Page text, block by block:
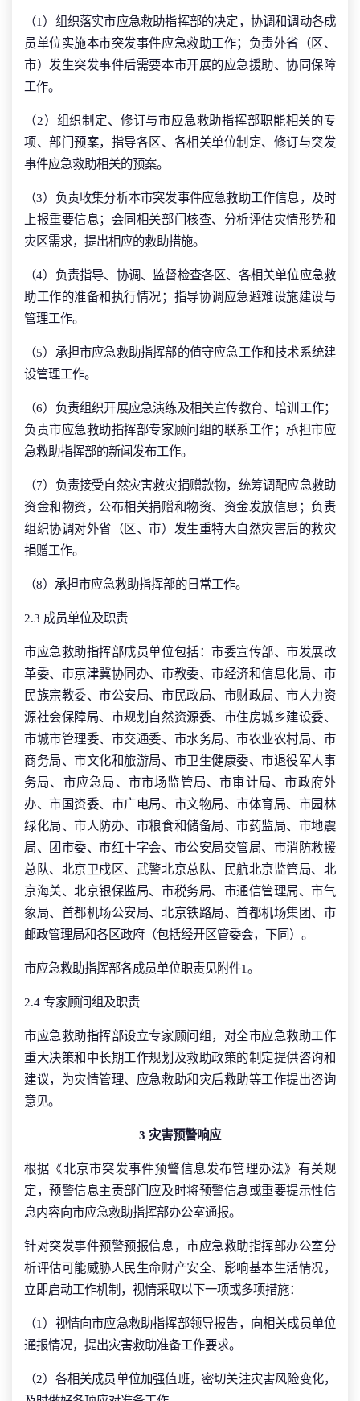
（1）组织落实市应急救助指挥部的决定，协调和调动各成
员单位实施本市突发事件应急救助工作；负责外省（区、
市）发生突发事件后需要本市开展的应急援助、协同保障
工作。
（2）组织制定、修订与市应急救助指挥部职能相关的专
项、部门预案，指导各区、各相关单位制定、修订与突发
事件应急救助相关的预案。
（3）负责收集分析本市突发事件应急救助工作信息，及时
上报重要信息；会同相关部门核查、分析评估灾情形势和
灾区需求，提出相应的救助措施。
（4）负责指导、协调、监督检查各区、各相关单位应急救
助工作的准备和执行情况；指导协调应急避难设施建设与
管理工作。
（5）承担市应急救助指挥部的值守应急工作和技术系统建
设管理工作。
（6）负责组织开展应急演练及相关宣传教育、培训工作；
负责市应急救助指挥部专家顾问组的联系工作；承担市应
急救助指挥部的新闻发布工作。
（7）负责接受自然灾害救灾捐赠款物，统筹调配应急救助
资金和物资，公布相关捐赠和物资、资金发放信息；负责
组织协调对外省（区、市）发生重特大自然灾害后的救灾
捐赠工作。
（8）承担市应急救助指挥部的日常工作。
2.3 成员单位及职责
市应急救助指挥部成员单位包括：市委宣传部、市发展改
革委、市京津冀协同办、市教委、市经济和信息化局、市
民族宗教委、市公安局、市民政局、市财政局、市人力资
源社会保障局、市规划自然资源委、市住房城乡建设委、
市城市管理委、市交通委、市水务局、市农业农村局、市
商务局、市文化和旅游局、市卫生健康委、市退役军人事
务局、市应急局、市市场监管局、市审计局、市政府外
办、市国资委、市广电局、市文物局、市体育局、市园林
绿化局、市人防办、市粮食和储备局、市药监局、市地震
局、团市委、市红十字会、市公安局交管局、市消防救援
总队、北京卫戍区、武警北京总队、民航北京监管局、北
京海关、北京银保监局、市税务局、市通信管理局、市气
象局、首都机场公安局、北京铁路局、首都机场集团、市
邮政管理局和各区政府（包括经开区管委会，下同）。
市应急救助指挥部各成员单位职责见附件1。
2.4 专家顾问组及职责
市应急救助指挥部设立专家顾问组，对全市应急救助工作
重大决策和中长期工作规划及救助政策的制定提供咨询和
建议，为灾情管理、应急救助和灾后救助等工作提出咨询
意见。
3 灾害预警响应
根据《北京市突发事件预警信息发布管理办法》有关规
定，预警信息主责部门应及时将预警信息或重要提示性信
息内容向市应急救助指挥部办公室通报。
针对突发事件预警预报信息，市应急救助指挥部办公室分
析评估可能威胁人民生命财产安全、影响基本生活情况，
立即启动工作机制，视情采取以下一项或多项措施：
（1）视情向市应急救助指挥部领导报告，向相关成员单位
通报情况，提出灾害救助准备工作要求。
（2）各相关成员单位加强值班，密切关注灾害风险变化，